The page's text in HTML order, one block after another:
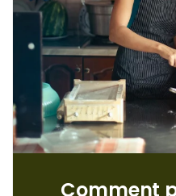
Comment